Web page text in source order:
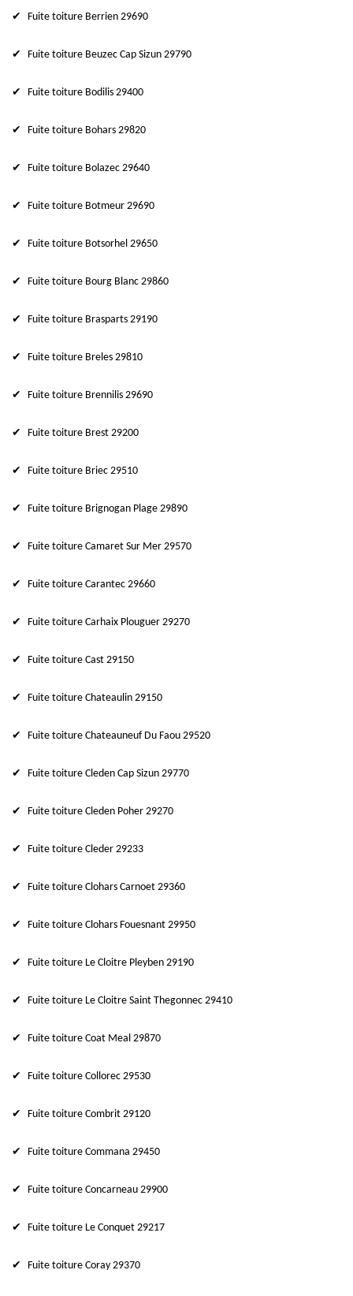
Fuite toiture Berrien 29690
Fuite toiture Beuzec Cap Sizun 29790
Fuite toiture Bodilis 29400
Fuite toiture Bohars 29820
Fuite toiture Bolazec 29640
Fuite toiture Botmeur 29690
Fuite toiture Botsorhel 29650
Fuite toiture Bourg Blanc 29860
Fuite toiture Brasparts 29190
Fuite toiture Breles 29810
Fuite toiture Brennilis 29690
Fuite toiture Brest 29200
Fuite toiture Briec 29510
Fuite toiture Brignogan Plage 29890
Fuite toiture Camaret Sur Mer 29570
Fuite toiture Carantec 29660
Fuite toiture Carhaix Plouguer 29270
Fuite toiture Cast 29150
Fuite toiture Chateaulin 29150
Fuite toiture Chateauneuf Du Faou 29520
Fuite toiture Cleden Cap Sizun 29770
Fuite toiture Cleden Poher 29270
Fuite toiture Cleder 29233
Fuite toiture Clohars Carnoet 29360
Fuite toiture Clohars Fouesnant 29950
Fuite toiture Le Cloitre Pleyben 29190
Fuite toiture Le Cloitre Saint Thegonnec 29410
Fuite toiture Coat Meal 29870
Fuite toiture Collorec 29530
Fuite toiture Combrit 29120
Fuite toiture Commana 29450
Fuite toiture Concarneau 29900
Fuite toiture Le Conquet 29217
Fuite toiture Coray 29370